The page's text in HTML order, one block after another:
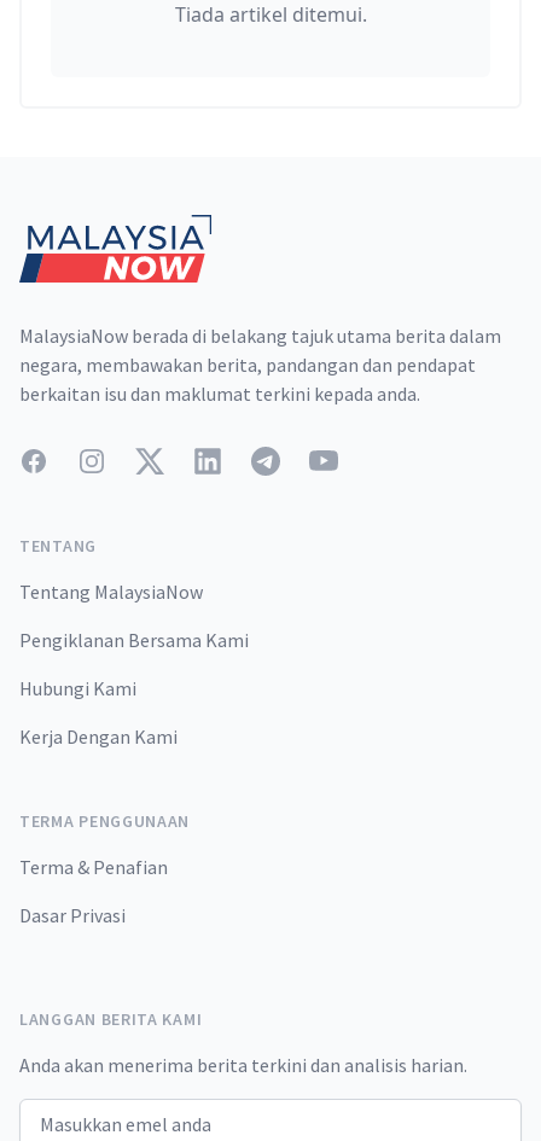
Tiada artikel ditemui.
MalaysiaNow berada di belakang tajuk utama berita dalam
negara, membawakan berita, pandangan dan pendapat
berkaitan isu dan maklumat terkini kepada anda.
FacebookInstagramTwitterLinkedInTelegramYouTube
TENTANG
Tentang MalaysiaNow
Pengiklanan Bersama Kami
Hubungi Kami
Kerja Dengan Kami
TERMA PENGGUNAAN
Terma & Penafian
Dasar Privasi
LANGGAN BERITA KAMI
Anda akan menerima berita terkini dan analisis harian.
Email address